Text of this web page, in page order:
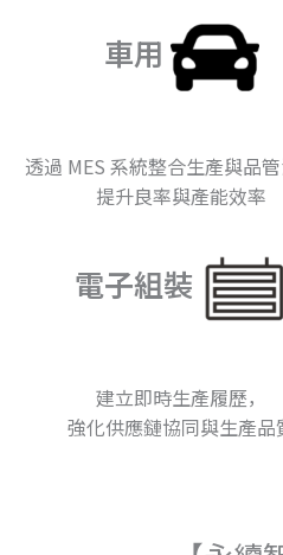
車用
透過 MES 系統整合生產與品管
提升良率與產能效率
電子組裝
建立即時生產履歷，
強化供應鏈協同與生產品